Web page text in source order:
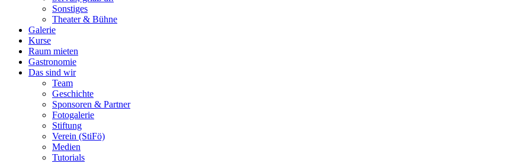
Sonstiges
Theater & Bühne
Galerie
Kurse
Raum mieten
Gastronomie
Das sind wir
Team
Geschichte
Sponsoren & Partner
Fotogalerie
Stiftung
Verein (StiFö)
Medien
Tutorials